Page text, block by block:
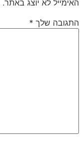
האימייל לא יוצג באתר.
התגובה שלך *